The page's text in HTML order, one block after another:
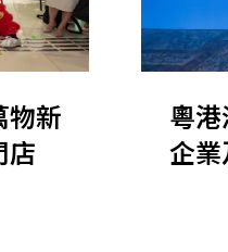
物新
店
粵
企